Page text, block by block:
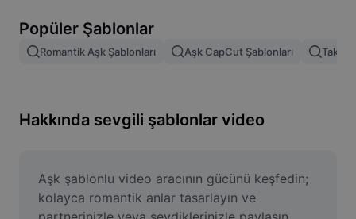
Resim birleştirme
Resmi Yeniden Boyutlandırma
Mizah Görseli Oluşturucu
AI Text Remover
Popüler Şablonlar
Romantik Aşk Şablonları Aşk CapCut Şablonları Tak
Hakkında sevgili şablonlar video
Aşk şablonlu video aracının gücünü keşfedin;
kolayca romantik anlar tasarlayın ve